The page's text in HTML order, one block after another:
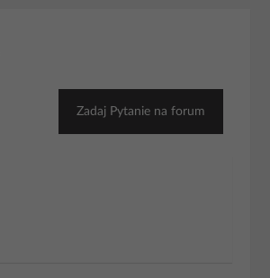
Zadaj Pytanie na forum